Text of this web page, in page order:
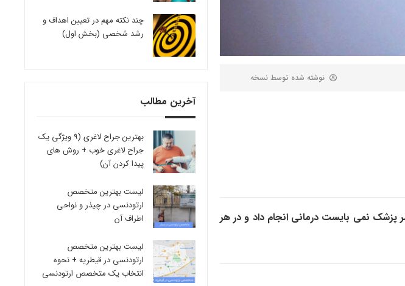
نوشته شده توسط نسخه
نمی بایست درمانی انجام داد و در هر
چند نکته مهم در تعیین اهداف و
رشد شخصی (بخش اول)
آخرین مطالب
بهترین جراح لاغری (9 ویژگی یک
جراح لاغری خوب + روش های
پیدا کردن آن)
لیست بهترین متخصص
ارتودنسی در چیذر و نواحی
اطراف آن
لیست بهترین متخصص
ارتودنسی در قیطریه + نحوه
انتخاب یک متخصص ارتودنسی